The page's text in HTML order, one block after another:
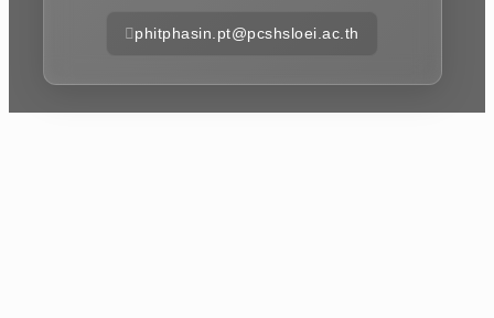
phitphasin.pt@pcshsloei.ac.th